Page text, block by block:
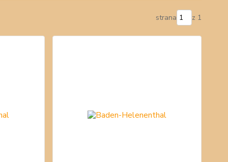
strana z 1